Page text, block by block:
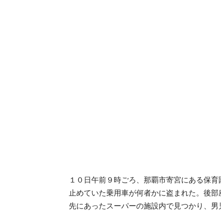
１０日午前９時ごろ、那覇市寄宮にある保
止めていた乗用車が何者かに盗まれた。後
先にあったスーパーの施設内で見つかり、